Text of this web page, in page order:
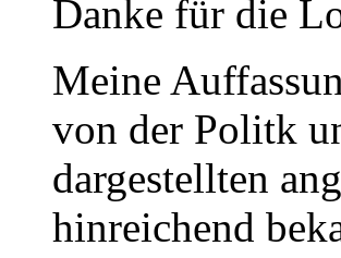
Danke für die
Meine
von der Politk
dargestellten
hinreichend